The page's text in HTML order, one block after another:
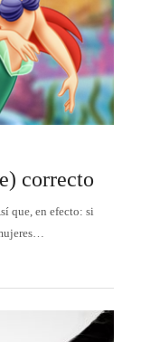
correcto
que, en efecto: si